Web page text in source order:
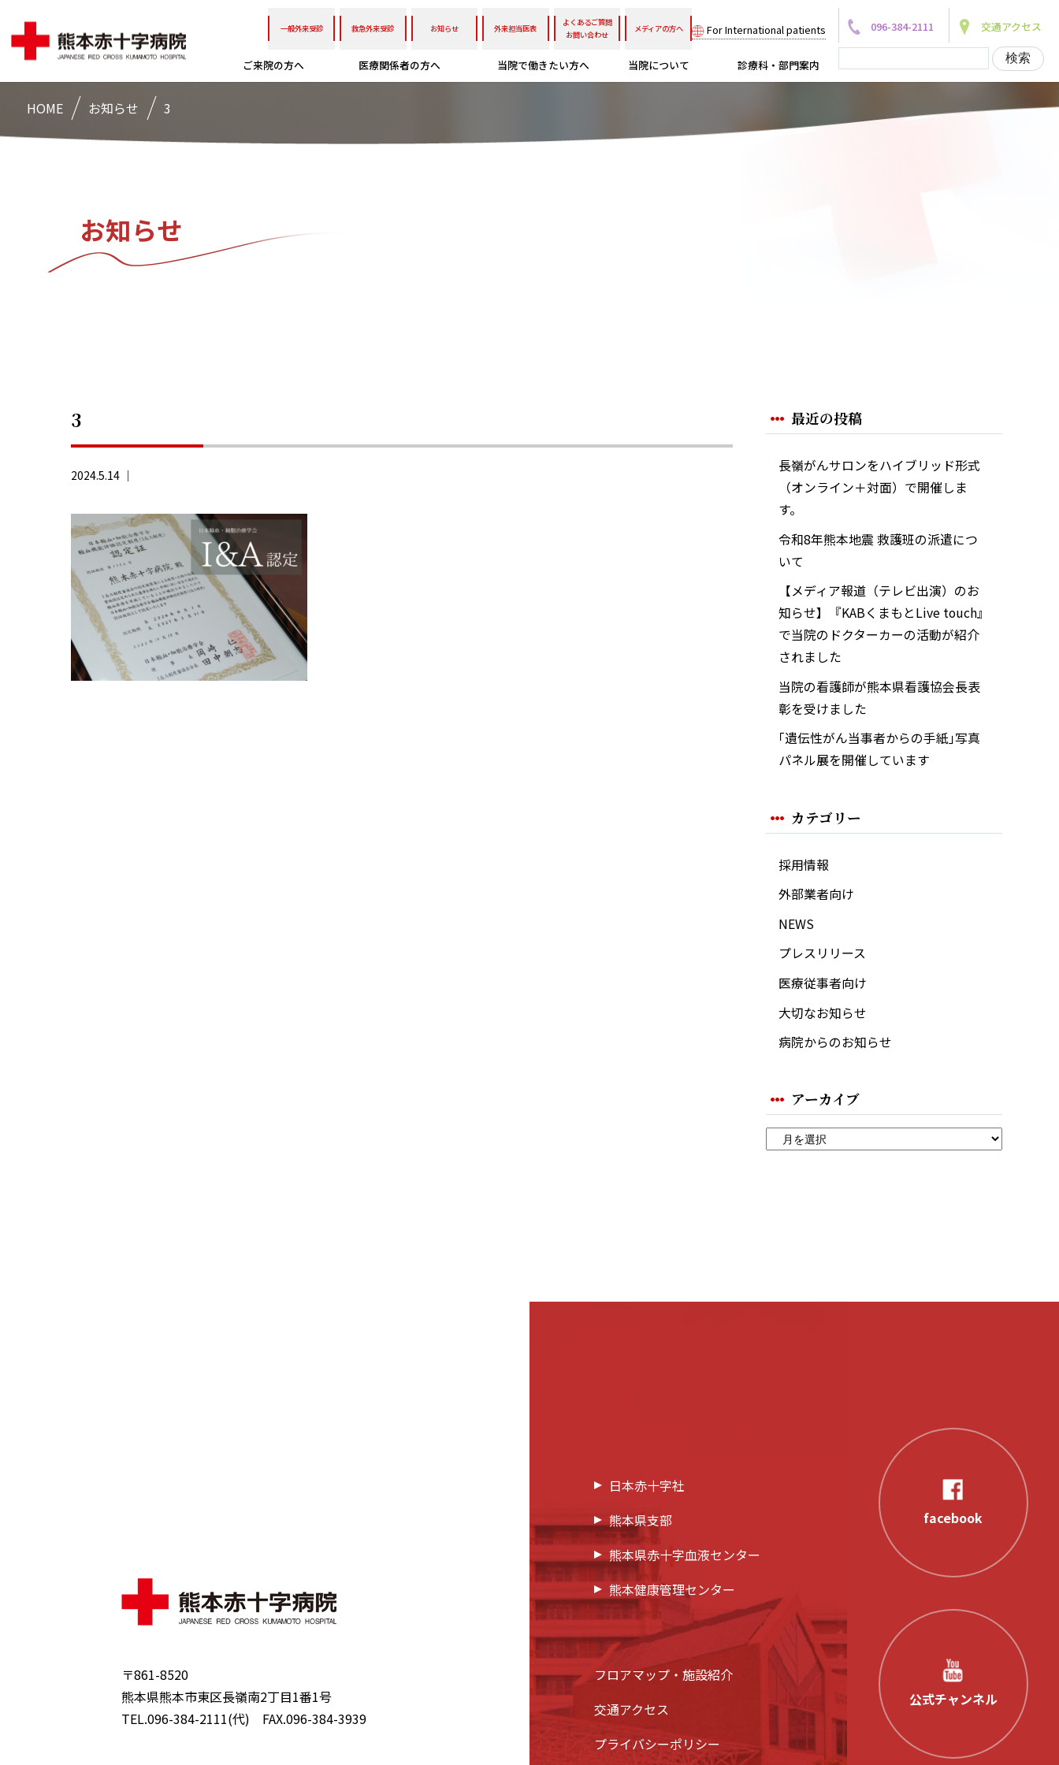
一般外来受診 救急外来受診 お知らせ 外来担当医表
よくあるご質問
お問い合わせ
メディアの方へ For International patients
ご来院の方へ 医療関係者の方へ 当院で働きたい方へ 当院について 診療科・部門案内
096-384-2111 交通アクセス
HOME お知らせ 3
お知らせ
3
2024.5.14 ｜
最近の投稿
長嶺がんサロンをハイブリッド形式
（オンライン＋対面）で開催しま
す。
令和8年熊本地震 救護班の派遣につ
いて
【メディア報道（テレビ出演）のお
知らせ】『KABくまもとLive touch』
で当院のドクターカーの活動が紹介
されました
当院の看護師が熊本県看護協会長表
彰を受けました
｢遺伝性がん当事者からの手紙｣写真
パネル展を開催しています
カテゴリー
採用情報
外部業者向け
NEWS
プレスリリース
医療従事者向け
大切なお知らせ
病院からのお知らせ
アーカイブ
〒861-8520
熊本県熊本市東区長嶺南2丁目1番1号
TEL.096-384-2111(代) FAX.096-384-3939
日本赤十字社
熊本県支部
熊本県赤十字血液センター
熊本健康管理センター
フロアマップ・施設紹介
交通アクセス
プライバシーポリシー
facebook
公式チャンネル